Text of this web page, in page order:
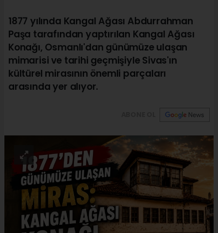
1877 yılında Kangal Ağası Abdurrahman
Paşa tarafından yaptırılan Kangal Ağası
Konağı, Osmanlı'dan günümüze ulaşan
mimarisi ve tarihi geçmişiyle Sivas'ın
kültürel mirasının önemli parçaları
arasında yer alıyor.